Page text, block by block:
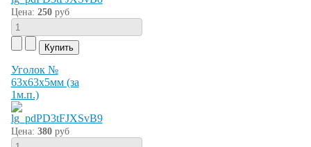
Цена: 250руб
Уголок №
63х63х5мм (за
1м.п.)
Цена: 380руб